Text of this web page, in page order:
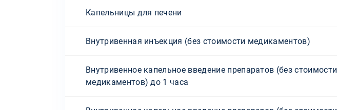
Капельницы для печени
Внутривенная инъекция (без стоимости медикаментов)
Внутривенное капельное введение препаратов (без стоимости
медикаментов) до 1 часа